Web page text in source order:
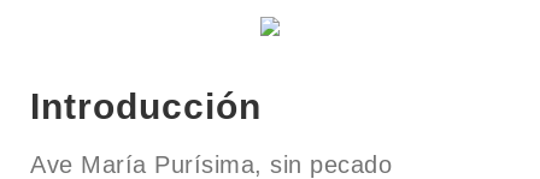
Introducción
Ave María Purísima, sin pecado